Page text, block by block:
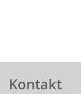
Kontakt